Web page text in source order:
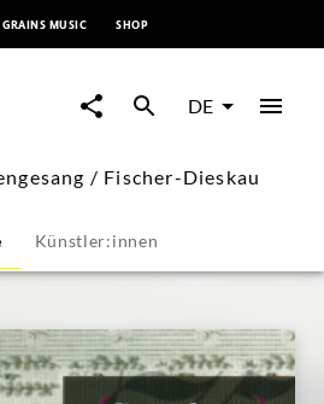
GRAINS MUSIC SHOP
DE
/ Fischer-Dieskau
Künstler:innen